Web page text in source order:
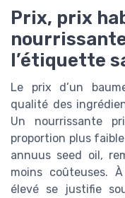
Prix, prix
l’étiquette
Le prix d’un
qualité des
Un nourrissante
proportion plus
annuus seed oil,
moins coûteuses.
élevé se justifie